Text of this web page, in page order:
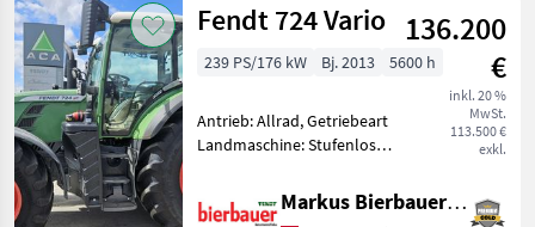
Kategorie 2 Land Filter
AKTUELLER
PFAD
Fendt
724
Vario
S4
Zurücksetzen
Ergebnisse
anzeigen
Fendt 724 Vario 136.200
€
inkl. 20 %
MwSt.
113.500 €
exkl.
239 PS/176 kW Bj. 2013 5600 h
Antrieb: Allrad, Getriebeart
Landmaschine: Stufenloses
Zapfwellendrehzahl:
540/540E/1000,
Markus Bierbauer GmbH